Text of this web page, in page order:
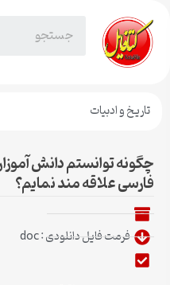
تاریخ و ادبیات
چگونه توانستم دانش
فارسی علاقه مند نمایم؟
فرمت فایل دانلودی : doc